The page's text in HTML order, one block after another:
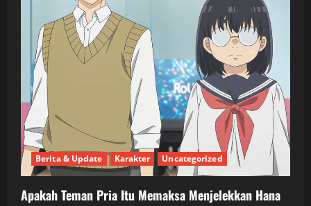
Berita & Update Karakter Uncategorized
Apakah Teman Pria Itu Memaksa Menjelekkan Hana